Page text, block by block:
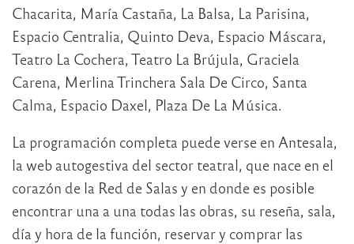
Chacarita, María Castaña, La Balsa, La Parisina,
Espacio Centralia, Quinto Deva, Espacio Máscara,
Teatro La Cochera, Teatro La Brújula, Graciela
Carena, Merlina Trinchera Sala De Circo, Santa
Calma, Espacio Daxel, Plaza De La Música.
La programación completa puede verse en Antesala,
la web autogestiva del sector teatral, que nace en el
corazón de la Red de Salas y en donde es posible
encontrar una a una todas las obras, su reseña, sala,
día y hora de la función, reservar y comprar las